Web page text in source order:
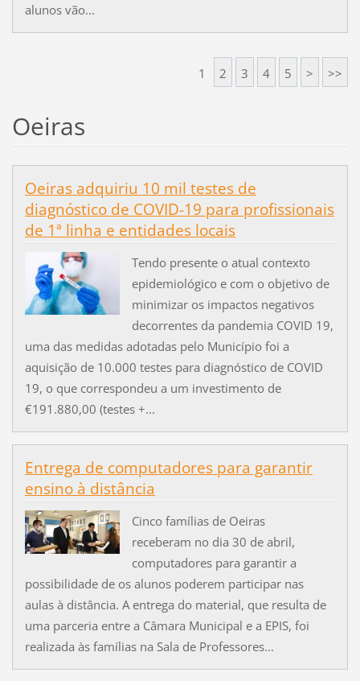
alunos vão...
1 2 3 4 5 > >>
Oeiras
Oeiras adquiriu 10 mil testes de
diagnóstico de COVID-19 para profissionais
de 1ª linha e entidades locais
Tendo presente o atual contexto
epidemiológico e com o objetivo de
minimizar os impactos negativos
decorrentes da pandemia COVID 19,
uma das medidas adotadas pelo Município foi a
aquisição de 10.000 testes para diagnóstico de COVID
19, o que correspondeu a um investimento de
€191.880,00 (testes +...
Entrega de computadores para garantir
ensino à distância
Cinco famílias de Oeiras
receberam no dia 30 de abril,
computadores para garantir a
possibilidade de os alunos poderem participar nas
aulas à distância. A entrega do material, que resulta de
uma parceria entre a Câmara Municipal e a EPIS, foi
realizada às famílias na Sala de Professores...